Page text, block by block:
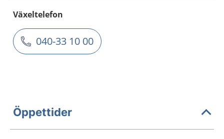
Växeltelefon
040-33 10 00
Öppettider